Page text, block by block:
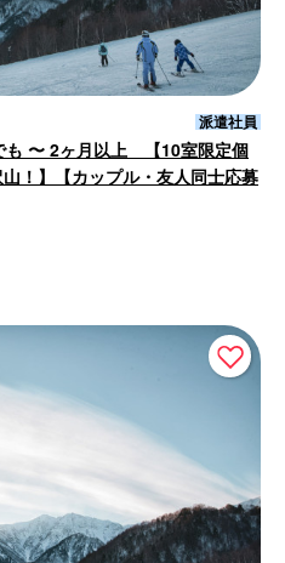
派遣社員
〜 2ヶ月以上 【10室限定個
！】【カップル・友人同士応募